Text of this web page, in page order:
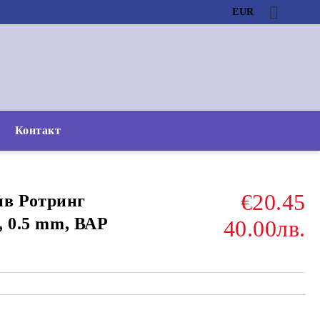
EUR
Контакт
Ротринг
0.5 mm, ВАР
€20.45
40.00лв.